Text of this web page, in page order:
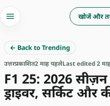
खोजें और
← Back to Trending
उत्तरप्रकाशित2 माह पहलेLast edited 2
F1 25: 2026
ड्राइवर, सर्किट और